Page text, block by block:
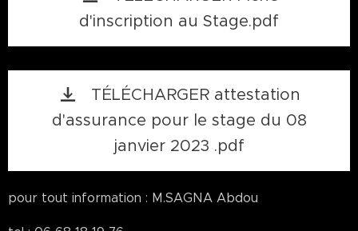
d'inscription au Stage.pdf
TÉLÉCHARGER attestation
d'assurance pour le stage du 08
janvier 2023 .pdf
pour tout information : M.SAGNA Abdou